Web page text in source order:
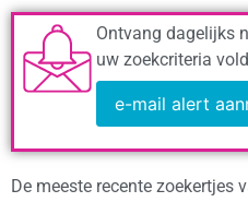
Ontvang dagelijks
uw zoekcriteria
e-mail alert
De meeste recente zoekertjes